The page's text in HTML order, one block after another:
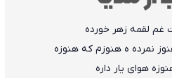
غم لقمه زهر خورده
نمرده ه هنوزم که هنوزه
هوای یار داره